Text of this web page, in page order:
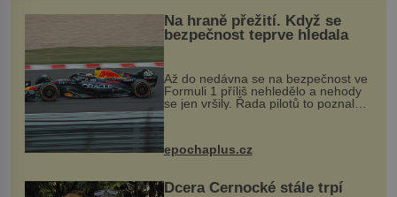
Na hraně přežití. Když se
bezpečnost teprve hledala
Až do nedávna se na bezpečnost ve
Formuli 1 příliš nehledělo a nehody
se jen vršily. Řada pilotů to poznala
na vlastní kůži, často s trvalými
následky nebo bohužel i ztrátou
života. Dnes nepochopiteln...
epochaplus.cz
Dcera Černocké stále trpí